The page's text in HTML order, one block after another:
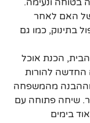
בטוחה ונעימה.
האם לאחר
בתינוק, כמו גם
הבית, הכנת אוכל
החדשה להורות
וההבנה מהמשפחה
שיחה פתוחה עם
בימים